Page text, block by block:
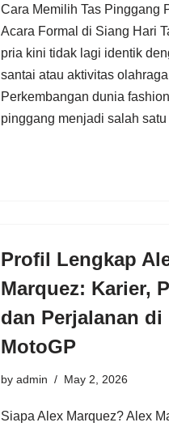
Cara Memilih Tas Pinggang
Acara Formal di Siang Hari
pria kini tidak lagi identik
santai atau aktivitas
Perkembangan dunia
pinggang menjadi salah
Profil Lengkap
Marquez: Karier,
dan Perjalanan di
MotoGP
by admin May 2, 2026
Siapa Alex Marquez? Alex